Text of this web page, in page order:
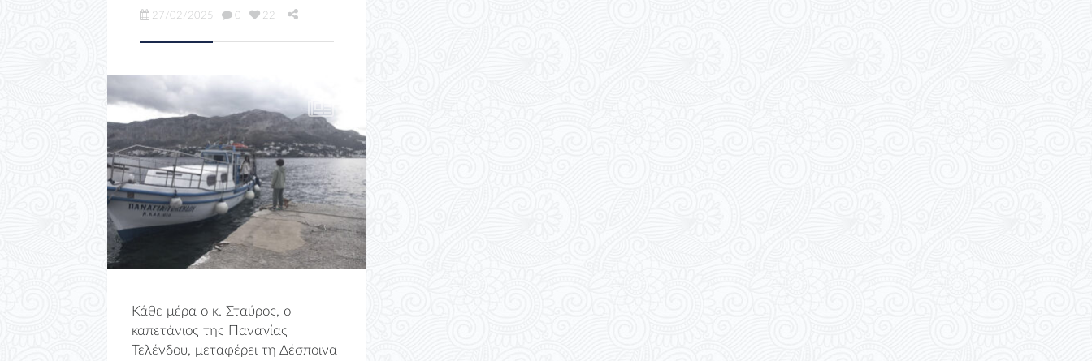
27/02/2025
0 22
Κάθε μέρα ο κ. Σταύρος, ο
καπετάνιος της Παναγίας
Τελένδου, μεταφέρει τη Δέσποινα